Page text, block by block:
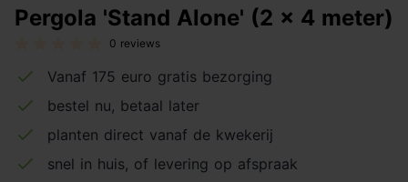
Pergola 'Stand Alone' (2 x 4 meter)
0 reviews
Vanaf 175 euro gratis bezorging
bestel nu, betaal later
planten direct vanaf de kwekerij
snel in huis, of levering op afspraak